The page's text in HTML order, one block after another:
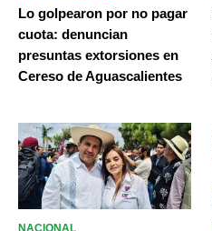
Lo golpearon por no pagar
cuota: denuncian
presuntas extorsiones en
Cereso de Aguascalientes
NACIONAL